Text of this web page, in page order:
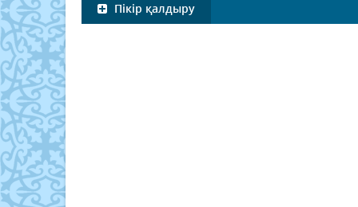
Пікір қалдыру